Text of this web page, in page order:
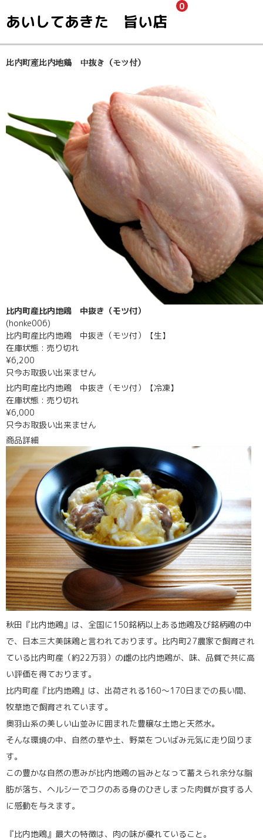
あいしてあきた 旨い店
0
比内町産比内地鶏 中抜き（モツ付）
比内町産比内地鶏 中抜き（モツ付）
(honke006)
比内町産比内地鶏 中抜き（モツ付）【生】
在庫状態 : 売り切れ
¥6,200
只今お取扱い出来ません
比内町産比内地鶏 中抜き（モツ付）【冷凍】
在庫状態 : 売り切れ
¥6,000
只今お取扱い出来ません
商品詳細
秋田『比内地鶏』は、全国に150銘柄以上ある地鶏及び銘柄鶏の中
で、日本三大美味鶏と言われております。比内町27農家で飼育され
ている比内町産（約22万羽）の雌の比内地鶏が、味、品質で共に高
い評価を得ております。
比内町産『比内地鶏』は、出荷される160～170日までの長い間、
牧草地で飼育されています。
奥羽山系の美しい山並みに囲まれた豊穣な土地と天然水。
そんな環境の中、自然の草や土、野菜をついばみ元気に走り回りま
す。
この豊かな自然の恵みが比内地鶏の旨みとなって蓄えられ余分な脂
肪が落ち、ヘルシーでコクのある身のひきしまった肉質が食する人
に感動を与えます。
『比内地鶏』最大の特徴は、肉の味が優れていること。